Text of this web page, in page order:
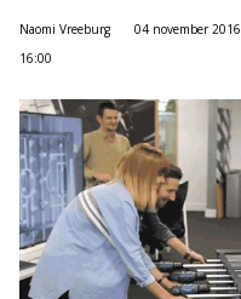
Naomi Vreeburg
04 november 2016
16:00